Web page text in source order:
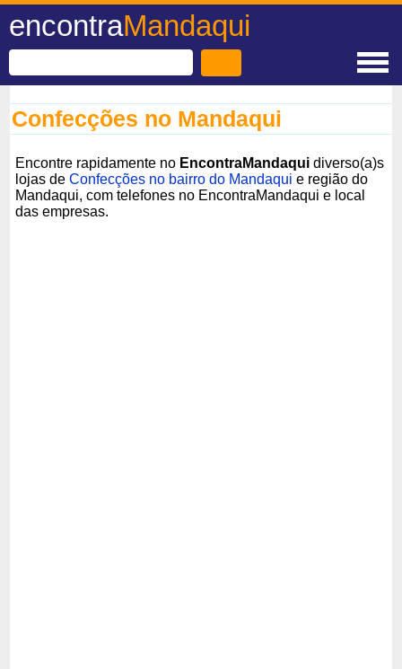
encontraMandaqui
Confecções no Mandaqui
Encontre rapidamente no EncontraMandaqui diverso(a)s
lojas deConfecções no bairro do Mandaqui e região do
Mandaqui, com telefones no EncontraMandaqui e local
das empresas.